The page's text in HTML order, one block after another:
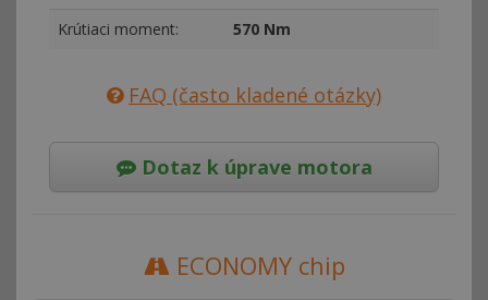
Krútiaci moment:
570 Nm
FAQ (často kladené otázky)
Dotaz k úprave motora
ECONOMY chip